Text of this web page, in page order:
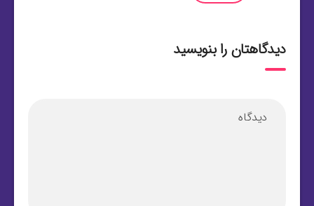
دیدگاهتان را بنویسید